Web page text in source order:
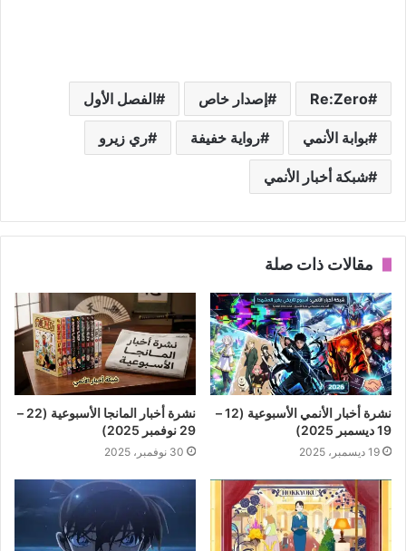
Re:Zero إصدار خاص الفصل الأول
بوابة الأنمي رواية خفيفة ري زيرو
شبكة أخبار الأنمي
مقالات ذات صلة
نشرة أخبار الأنمي الأسبوعية (12 –
19 ديسمبر 2025)
19 ديسمبر، 2025
نشرة أخبار المانجا الأسبوعية (22 –
29 نوفمبر 2025)
30 نوفمبر، 2025